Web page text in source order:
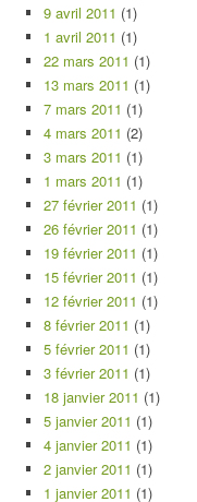
9 avril 2011 (1)
1 avril 2011 (1)
22 mars 2011 (1)
13 mars 2011 (1)
7 mars 2011 (1)
4 mars 2011 (2)
3 mars 2011 (1)
1 mars 2011 (1)
27 février 2011 (1)
26 février 2011 (1)
19 février 2011 (1)
15 février 2011 (1)
12 février 2011 (1)
8 février 2011 (1)
5 février 2011 (1)
3 février 2011 (1)
18 janvier 2011 (1)
5 janvier 2011 (1)
4 janvier 2011 (1)
2 janvier 2011 (1)
1 janvier 2011 (1)